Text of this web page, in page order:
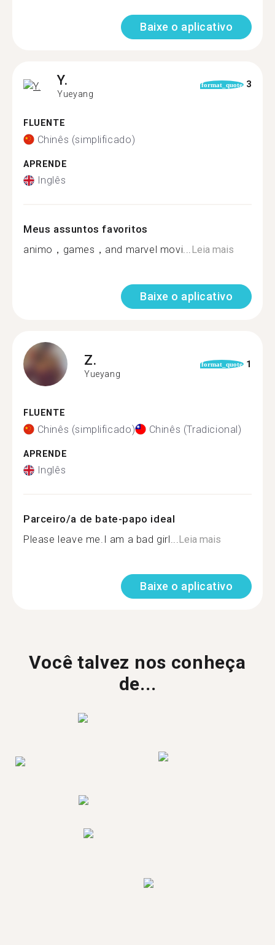
Baixe o aplicativo
Y.
Yueyang
format_quote 3
FLUENTE
Chinês (simplificado)
APRENDE
Inglês
Meus assuntos favoritos
animo，games，and marvel movi...Leia mais
Baixe o aplicativo
Z.
Yueyang
format_quote 1
FLUENTE
Chinês (simplificado) Chinês (Tradicional)
APRENDE
Inglês
Parceiro/a de bate-papo ideal
Please leave me.I am a bad girl...Leia mais
Baixe o aplicativo
Você talvez nos conheça
de...